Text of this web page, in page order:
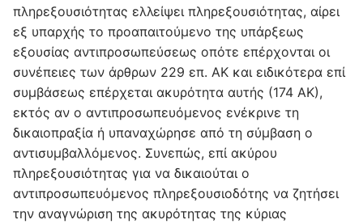
πληρεξουσιότητας ελλείψει πληρεξουσιότητας, αίρει
εξ υπαρχής το προαπαιτούμενο της υπάρξεως
εξουσίας αντιπροσωπεύσεως οπότε επέρχονται οι
συνέπειες των άρθρων 229 επ. ΑΚ και ειδικότερα επί
συμβάσεως επέρχεται ακυρότητα αυτής (174 ΑΚ),
εκτός αν ο αντιπροσωπευόμενος ενέκρινε τη
δικαιοπραξία ή υπαναχώρησε από τη σύμβαση ο
αντισυμβαλλόμενος. Συνεπώς, επί ακύρου
πληρεξουσιότητας για να δικαιούται ο
αντιπροσωπευόμενος πληρεξουσιοδότης να ζητήσει
την αναγνώριση της ακυρότητας της κύριας